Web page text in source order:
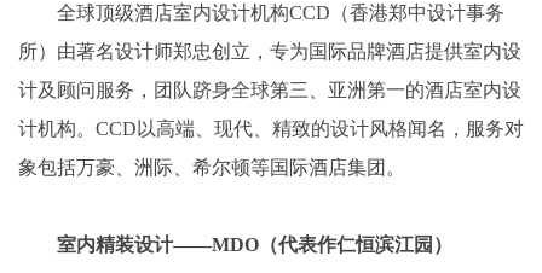
全球顶级酒店室内设计机构CCD（香港郑中设计事务
所）由著名设计师郑忠创立，专为国际品牌酒店提供室内设
计及顾问服务，团队跻身全球第三、亚洲第一的酒店室内设
计机构。CCD以高端、现代、精致的设计风格闻名，服务对
象包括万豪、洲际、希尔顿等国际酒店集团。
室内精装设计——MDO（代表作仁恒滨江园）